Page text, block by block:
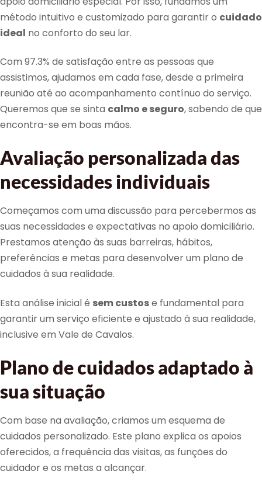
método intuitivo e customizado para garantir o cuidado
ideal no conforto do seu lar.
Com 97.3% de satisfação entre as pessoas que
assistimos, ajudamos em cada fase, desde a primeira
reunião até ao acompanhamento contínuo do serviço.
Queremos que se sinta calmo e seguro, sabendo de que
encontra-se em boas mãos.
Avaliação personalizada das
necessidades individuais
Começamos com uma discussão para percebermos as
suas necessidades e expectativas no apoio domiciliário.
Prestamos atenção às suas barreiras, hábitos,
preferências e metas para desenvolver um plano de
cuidados à sua realidade.
Esta análise inicial é sem custose fundamental para
garantir um serviço eficiente e ajustado à sua realidade,
inclusive em Vale de Cavalos.
Plano de cuidados adaptado à
sua situação
Com base na avaliação, criamos um esquema de
cuidados personalizado. Este plano explica os apoios
oferecidos, a frequência das visitas, as funções do
cuidador e os metas a alcançar.